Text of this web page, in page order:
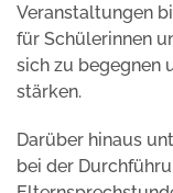
Veranstaltungen
für Schülerinnen
sich zu begegnen
stärken.
Darüber hinaus
bei der